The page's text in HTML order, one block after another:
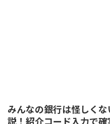
みんなの銀行は怪しく
説！紹介コード入力で